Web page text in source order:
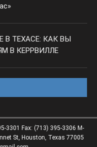
В ТЕХАСЕ: КАК ВЫ
В КЕРРВИЛЛЕ
3301 Fax: (713) 395-3306 M-
St, Houston, Texas 77005